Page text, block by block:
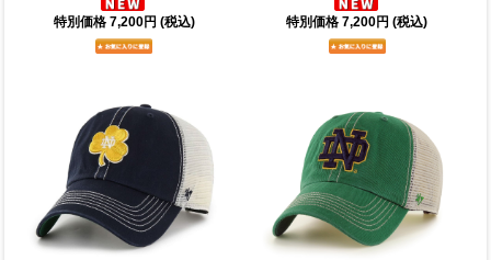
特別価格 7,200円 (税込) 特別価格 7,200円 (税込)